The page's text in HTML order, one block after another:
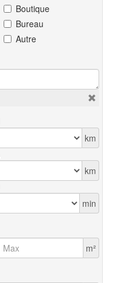
Boutique
Bureau
Autre
km
km
min
m²